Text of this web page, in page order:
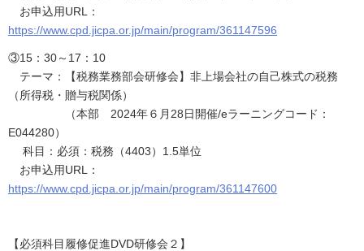
お申込用URL：
https://www.cpd.jicpa.or.jp/main/program/361147596
③15：30～17：10
テーマ：【税務業務部会研修会】非上場会社の自己株式の税務
（所得税・贈与税関係）
（本部 2024年６月28日開催/eラーニングコード：
E044280）
科目：必須：税務（4403）1.5単位
お申込用URL：
https://www.cpd.jicpa.or.jp/main/program/361147600
【必須科目履修促進DVD研修会２】